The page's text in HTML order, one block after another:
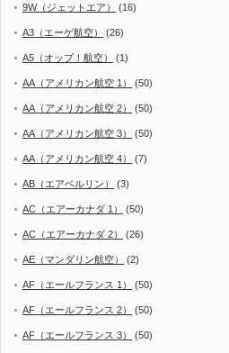
9W（ジェットエア） (16)
A3（エーゲ航空） (26)
A5（オップ！航空） (1)
AA（アメリカン航空 1） (50)
AA（アメリカン航空 2） (50)
AA（アメリカン航空 3） (50)
AA（アメリカン航空 4） (7)
AB（エアベルリン） (3)
AC（エアーカナダ 1） (50)
AC（エアーカナダ 2） (26)
AE（マンダリン航空） (2)
AF（エールフランス 1） (50)
AF（エールフランス 2） (50)
AF（エールフランス 3） (50)